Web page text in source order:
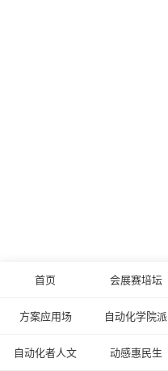
首页 会展赛培坛
方案应用场 自动化学院派
自动化者人文 动感惠民生